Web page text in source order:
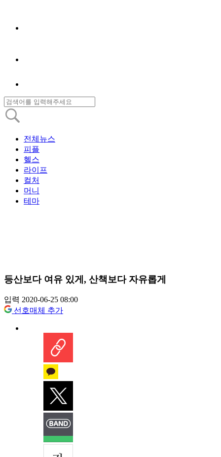
전체뉴스
피플
헬스
라이프
컬처
머니
테마
등산보다 여유 있게, 산책보다 자유롭게
입력 2020-06-25 08:00
선호매체 추가